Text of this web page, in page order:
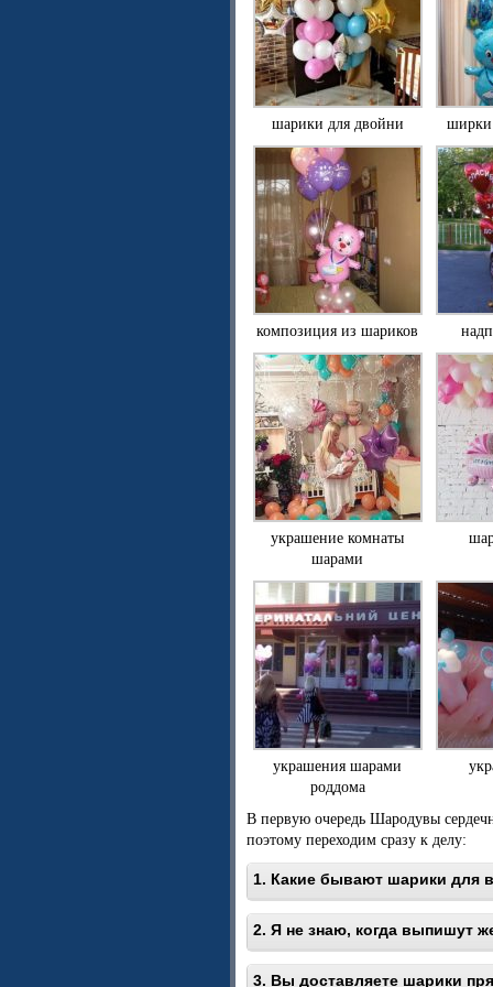
шарики для двойни ширки
композиция из шариков
украшение комнаты
шарами
украшения шарами
роддома
В первую очередь Шародувы
поэтому переходим сразу к делу:
1. Какие бывают шарики для
2. Я не знаю, когда выпишут
3. Вы доставляете шарики